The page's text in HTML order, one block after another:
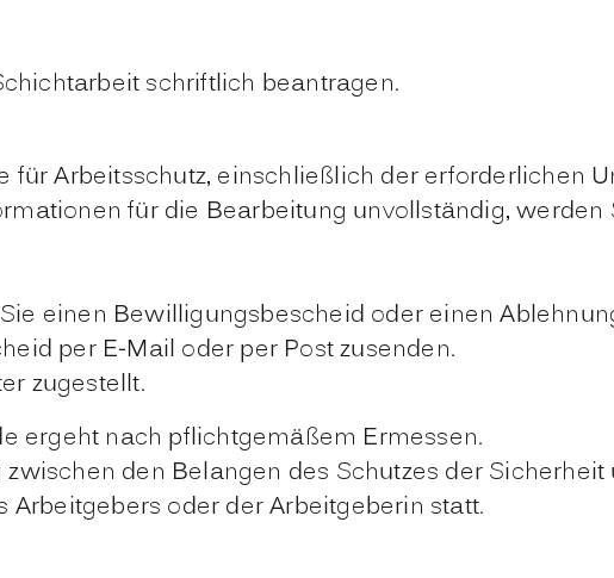
schriftlich beantragen.
Arbeitsschutz, einschließlich der erforderlichen
für die Bearbeitung unvollständig, werden
einen Bewilligungsbescheid oder einen
per E-Mail oder per Post zusenden.
zugestellt.
ergeht nach pflichtgemäßem Ermessen.
den Belangen des Schutzes der
oder der Arbeitgeberin statt.